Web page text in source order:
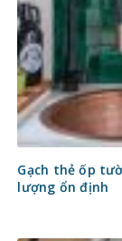
Gạch thẻ ốp
lượng ổn định